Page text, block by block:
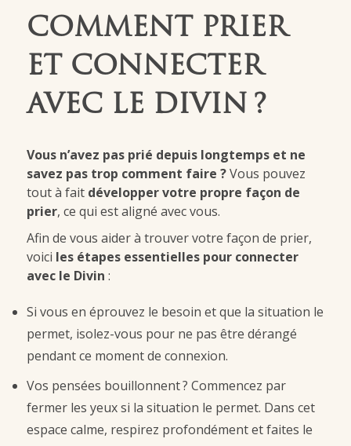
COMMENT PRIER
ET CONNECTER
AVEC LE DIVIN ?
Vous n’avez pas prié depuis longtemps et ne
savez pas trop comment faire ?Vous pouvez
tout à fait développer votre propre façon de
prier, ce qui est aligné avec vous.
Afin de vous aider à trouver votre façon de prier,
voici les étapes essentielles pour connecter
avec le Divin :
Si vous en éprouvez le besoin et que la situation le
permet, isolez-vous pour ne pas être dérangé
pendant ce moment de connexion.
Vos pensées bouillonnent ? Commencez par
fermer les yeux si la situation le permet. Dans cet
espace calme, respirez profondément et faites le